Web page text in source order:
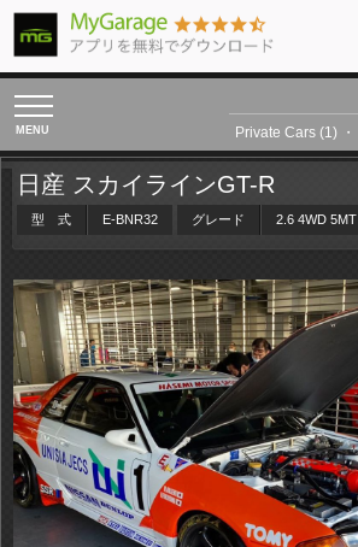
toggle
navigation
Private Cars (1) ・
日産 スカイラインGT-R
型 式 E-BNR32 グレード 2.6 4WD 5MT